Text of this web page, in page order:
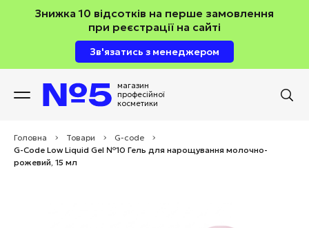
Знижка 10 відсотків на перше замовлення
при реєстрації на сайті
Зв'язатись з менеджером
магазин
професійної
косметики
Головна > Товари > G-code
>
G-Code Low Liquid Gel №10 Гель для нарощування молочно-
рожевий, 15 мл